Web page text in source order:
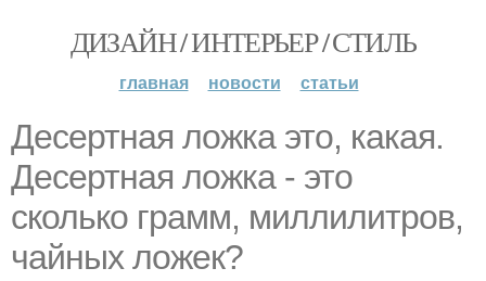
ДИЗАЙН / ИНТЕРЬЕР / СТИЛЬ
главная новости статьи
Десертная ложка это, какая.
Десертная ложка - это
сколько грамм, миллилитров,
чайных ложек?